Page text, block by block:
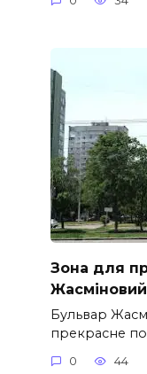
Зона для
Бульвар
прекрасне
0 44